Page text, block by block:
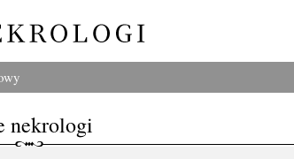
nekrologi